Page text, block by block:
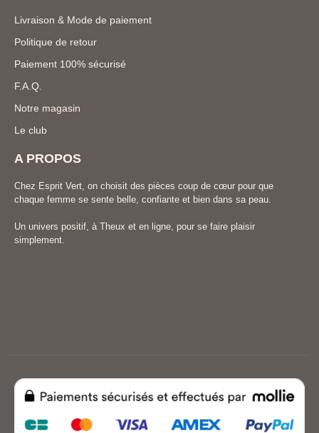
Livraison & Mode de paiement
Politique de retour
Paiement 100% sécurisé
F.A.Q.
Notre magasin
Le club
A PROPOS
Chez Esprit Vert, on choisit des pièces coup de cœur pour que
chaque femme se sente belle, confiante et bien dans sa peau.
Un univers positif, à Theux et en ligne, pour se faire plaisir
simplement.